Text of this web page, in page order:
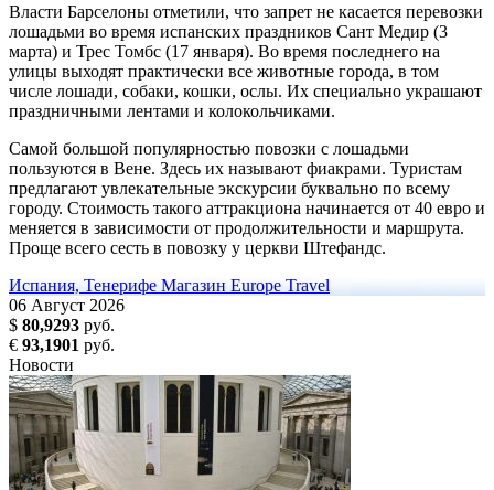
Власти Барселоны отметили, что запрет не касается перевозки
лошадьми во время испанских праздников Сант Медир (3
марта) и Трес Томбс (17 января). Во время последнего на
улицы выходят практически все животные города, в том
числе лошади, собаки, кошки, ослы. Их специально украшают
праздничными лентами и колокольчиками.
Самой большой популярностью повозки с лошадьми
пользуются в Вене. Здесь их называют фиакрами. Туристам
предлагают увлекательные экскурсии буквально по всему
городу. Стоимость такого аттракциона начинается от 40 евро и
меняется в зависимости от продолжительности и маршрута.
Проще всего сесть в повозку у церкви Штефандс.
Испания, Тенерифе Магазин Europe Travel
06 Август 2026
$ 80,9293 руб.
€ 93,1901 руб.
Новости